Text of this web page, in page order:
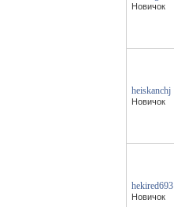
Новичок
heiskanchj
Новичок
hekired693
Новичок